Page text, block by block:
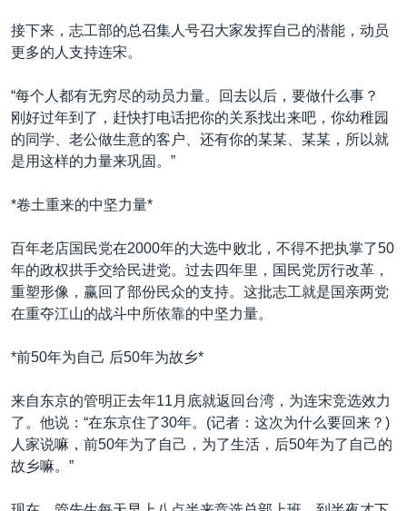
接下来，志工部的总召集人号召大家发挥自己的潜能，动员
更多的人支持连宋。
“每个人都有无穷尽的动员力量。回去以后，要做什么事？
刚好过年到了，赶快打电话把你的关系找出来吧，你幼稚园
的同学、老公做生意的客户、还有你的某某、某某，所以就
是用这样的力量来巩固。”
*卷土重来的中坚力量*
百年老店国民党在2000年的大选中败北，不得不把执掌了50
年的政权拱手交给民进党。过去四年里，国民党厉行改革，
重塑形像，赢回了部份民众的支持。这批志工就是国亲两党
在重夺江山的战斗中所依靠的中坚力量。
*前50年为自己 后50年为故乡*
来自东京的管明正去年11月底就返回台湾，为连宋竞选效力
了。他说：“在东京住了30年。(记者：这次为什么要回来？)
人家说嘛，前50年为了自己，为了生活，后50年为了自己的
故乡嘛。”